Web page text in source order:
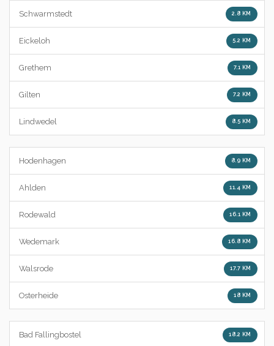
Schwarmstedt 2.8 KM
Eickeloh 5.2 KM
Grethem 7.1 KM
Gilten 7.2 KM
Lindwedel 8.5 KM
Hodenhagen 8.9 KM
Ahlden 11.4 KM
Rodewald 16.1 KM
Wedemark 16.8 KM
Walsrode 17.7 KM
Osterheide 18 KM
Bad Fallingbostel 18.2 KM